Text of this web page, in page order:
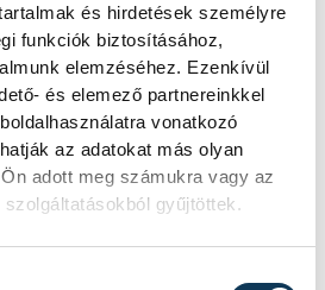
és hirdetések személyre
funkciók biztosításához,
elemzéséhez. Ezenkívül
és elemező partnereinkkel
vonatkozó
az adatokat más olyan
adott meg számukra vagy az
gyűjtöttek.
szombaton a Tagore
Az Európa
programsorozat
Sárkányhajó
sportegyesületi és
csaptak össze a